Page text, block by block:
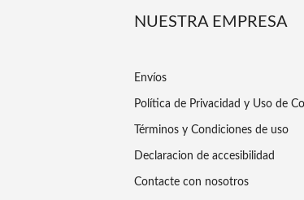
NUESTRA EMPRESA
Envíos
Política de Privacidad y Uso de
Términos y Condiciones de uso
Declaracion de accesibilidad
Contacte con nosotros